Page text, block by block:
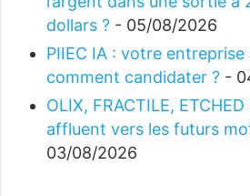
dollars ? - 05/08/2026
PIIEC IA : votre
comment candidater ? -
OLIX, FRACTILE,
affluent vers les futurs
03/08/2026